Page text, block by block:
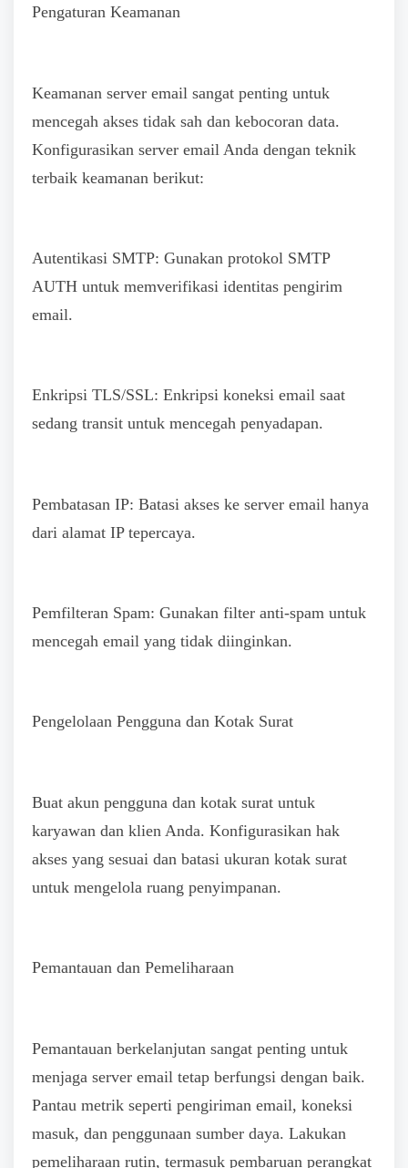
Pengaturan Keamanan
Keamanan server email sangat penting untuk
mencegah akses tidak sah dan kebocoran data.
Konfigurasikan server email Anda dengan teknik
terbaik keamanan berikut:
Autentikasi SMTP: Gunakan protokol SMTP
AUTH untuk memverifikasi identitas pengirim
email.
Enkripsi TLS/SSL: Enkripsi koneksi email saat
sedang transit untuk mencegah penyadapan.
Pembatasan IP: Batasi akses ke server email hanya
dari alamat IP tepercaya.
Pemfilteran Spam: Gunakan filter anti-spam untuk
mencegah email yang tidak diinginkan.
Pengelolaan Pengguna dan Kotak Surat
Buat akun pengguna dan kotak surat untuk
karyawan dan klien Anda. Konfigurasikan hak
akses yang sesuai dan batasi ukuran kotak surat
untuk mengelola ruang penyimpanan.
Pemantauan dan Pemeliharaan
Pemantauan berkelanjutan sangat penting untuk
menjaga server email tetap berfungsi dengan baik.
Pantau metrik seperti pengiriman email, koneksi
masuk, dan penggunaan sumber daya. Lakukan
pemeliharaan rutin, termasuk pembaruan perangkat